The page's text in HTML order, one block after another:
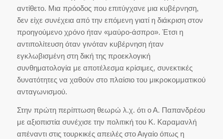
αντίθετο. Μια πρόοδος που επιτύγχανε μια κυβέρνηση,
δεν είχε συνέχεια από την επόμενη γιατί η διάκριση στον
προηγούμενο χρόνο ήταν «μαύρο-άσπρο». Έτσι η
αντιπολίτευση όταν γινόταν κυβέρνηση ήταν
εγκλωβισμένη στη δική της προεκλογική
συνθηματολογία με αποτέλεσμα κρίσιμες, συνεκτικές
δυνατότητες να χαθούν στο πλαίσιο του μικροκομματικού
ανταγωνισμού.
Στην πρώτη περίπτωση θεωρώ λ.χ. ότι ο Α. Παπανδρέου
με αξιοπιστία συνέχισε την πολιτική του Κ. Καραμανλή
απέναντι στις τουρκικές απειλές στο Αιγαίο όπως η